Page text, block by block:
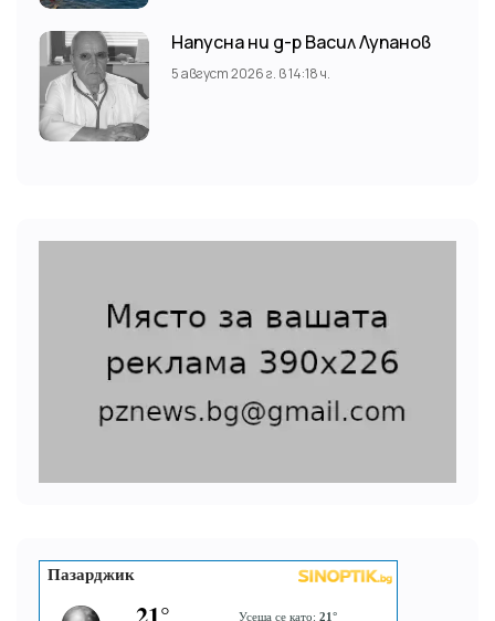
Напусна ни д-р Васил Лупанов
5 август 2026 г. в 14:18 ч.